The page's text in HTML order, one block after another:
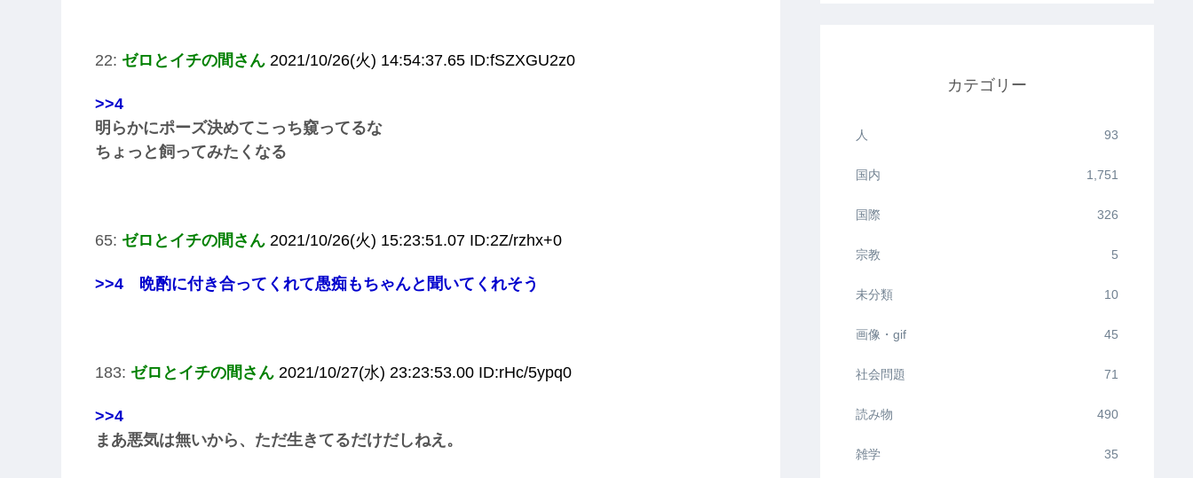
22: ゼロとイチの間さん 2021/10/26(火) 14:54:37.65 ID:fSZXGU2z0
>>4
明らかにポーズ決めてこっち窺ってるな
ちょっと飼ってみたくなる
65: ゼロとイチの間さん 2021/10/26(火) 15:23:51.07 ID:2Z/rzhx+0
>>4 晩酌に付き合ってくれて愚痴もちゃんと聞いてくれそう
183: ゼロとイチの間さん 2021/10/27(水) 23:23:53.00 ID:rHc/5ypq0
>>4
まあ悪気は無いから、ただ生きてるだけだしねえ。
カテゴリー
人 93
国内 1,751
国際 326
宗教 5
未分類 10
画像・gif 45
社会問題 71
読み物 490
雑学 35